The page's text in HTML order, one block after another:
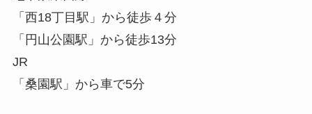
「西18丁目駅」から徒歩４分
「円山公園駅」から徒歩13分
JR
「桑園駅」から車で5分